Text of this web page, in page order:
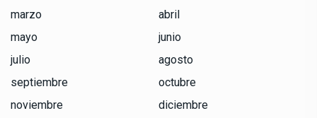
marzo
abril
mayo
junio
julio
agosto
septiembre
octubre
noviembre
diciembre